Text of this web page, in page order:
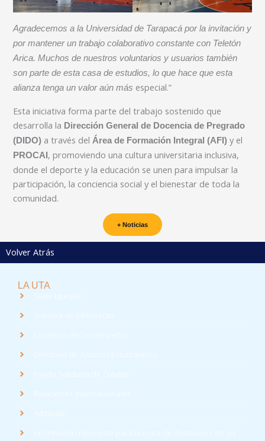
Agradecemos a la Universidad de Tarapacá por la invitación y
por mantener un trabajo colaborativo constante con Teletón
Arica. Muchos de nuestros voluntarios y usuarios también
son parte de esta casa de estudios, lo que hace que esta
alianza tenga un valor aún más especial.”
Esta iniciativa forma parte del trabajo sostenido que
desarrolla la Dirección General de Docencia de Pregrado
(DIDO) a través del Área de Formación Integral (AFI) y el
PROCAI , promoviendo una cultura universitaria inclusiva,
donde el deporte y la educación se unen para impulsar la
participación, la conciencia social y el bienestar de toda la
comunidad.
+ Noticias
Volver Atrás
LA UTA